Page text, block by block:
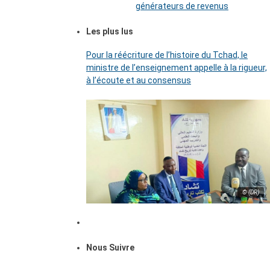
générateurs de revenus
Les plus lus
Pour la réécriture de l’histoire du Tchad, le
ministre de l’enseignement appelle à la rigueur,
à l’écoute et au consensus
© (DR)
Nous Suivre